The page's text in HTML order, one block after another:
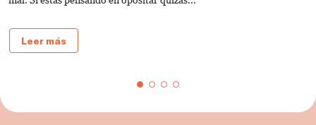
Leer más